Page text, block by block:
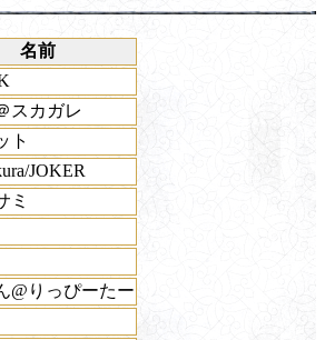
名前
スカガレ
ト
JOKER
ミ
@りっぴーたー